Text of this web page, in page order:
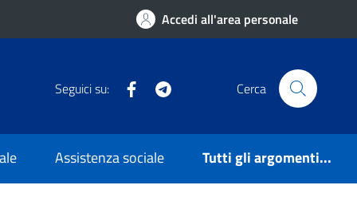
Accedi all'area personale
Seguici su: Facebook Cerca
Assistenza sociale Tutti gli argomenti...